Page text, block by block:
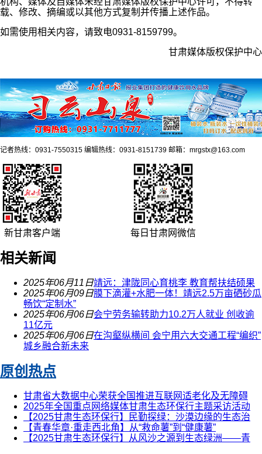
载、修改、摘编或以其他方式复制并传播上述作品。
如需使用相关内容，请致电0931-8159799。
甘肃媒体版权保护中心
记者热线：0931-7550315 编辑热线：0931-8151739 邮箱：mrgstx@163.com
新甘肃客户端 每日甘肃网微信
相关新闻
2025年06月11日靖远：津陇同心育桃李 教育帮扶结硕果
2025年06月09日膜下滴灌+水肥一体！靖远2.5万亩硒砂瓜
畅饮“定制水”
2025年06月06日会宁劳务输转助力10.2万人就业 创收逾
11亿元
2025年06月06日在沟壑纵横间 会宁用六大交通工程“编织”
城乡融合新未来
原创热点
甘肃省大数据中心荣获全国推进互联网适老化及无障碍
2025年全国重点网络媒体甘肃生态环保行主题采访活动
【2025甘肃生态环保行】民勤探绿：沙漠边缘的生态治
【青春华章·重走西北角】从“救命薯”到“健康薯”
【2025甘肃生态环保行】从风沙之源到生态绿洲——青